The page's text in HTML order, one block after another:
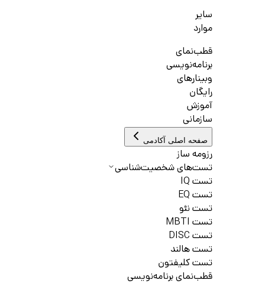
سایر
موارد
قطب‌نمای
برنامه‌نویسی
وبینارهای
رایگان
آموزش
سازمانی
صفحه اصلی آکادمی
رزومه ساز
تست‌های شخصیت‌شناسی
تست IQ
تست EQ
تست نئو
تست MBTI
تست DISC
تست هالند
تست کلیفتون
قطب‌نمای برنامه‌نویسی